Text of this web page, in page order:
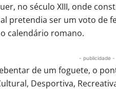
no século XIII, onde
pretendia ser um voto de
calendário romano.
- publicidade -
de um foguete, o
Desportiva,